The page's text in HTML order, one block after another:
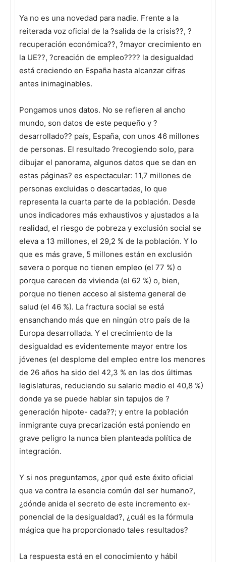
Ya no es una novedad para nadie. Frente a la
reiterada voz oficial de la ?salida de la crisis??, ?
recuperación económica??, ?mayor crecimiento en
la UE??, ?creación de empleo???? la desigualdad
está creciendo en España hasta alcanzar cifras
antes inimaginables.
Pongamos unos datos. No se refieren al ancho
mundo, son datos de este pequeño y ?
desarrollado?? país, España, con unos 46 millones
de personas. El resultado ?recogiendo solo, para
dibujar el panorama, algunos datos que se dan en
estas páginas? es espectacular: 11,7 millones de
personas excluidas o descartadas, lo que
representa la cuarta parte de la población. Desde
unos indicadores más exhaustivos y ajustados a la
realidad, el riesgo de pobreza y exclusión social se
eleva a 13 millones, el 29,2 % de la población. Y lo
que es más grave, 5 millones están en exclusión
severa o porque no tienen empleo (el 77 %) o
porque carecen de vivienda (el 62 %) o, bien,
porque no tienen acceso al sistema general de
salud (el 46 %). La fractura social se está
ensanchando más que en ningún otro país de la
Europa desarrollada. Y el crecimiento de la
desigualdad es evidentemente mayor entre los
jóvenes (el desplome del empleo entre los menores
de 26 años ha sido del 42,3 % en las dos últimas
legislaturas, reduciendo su salario medio el 40,8 %)
donde ya se puede hablar sin tapujos de ?
generación hipote- cada??; y entre la población
inmigrante cuya precarización está poniendo en
grave peligro la nunca bien planteada política de
integración.
Y si nos preguntamos, ¿por qué este éxito oficial
que va contra la esencia común del ser humano?,
¿dónde anida el secreto de este incremento ex-
ponencial de la desigualdad?, ¿cuál es la fórmula
mágica que ha proporcionado tales resultados?
La respuesta está en el conocimiento y hábil